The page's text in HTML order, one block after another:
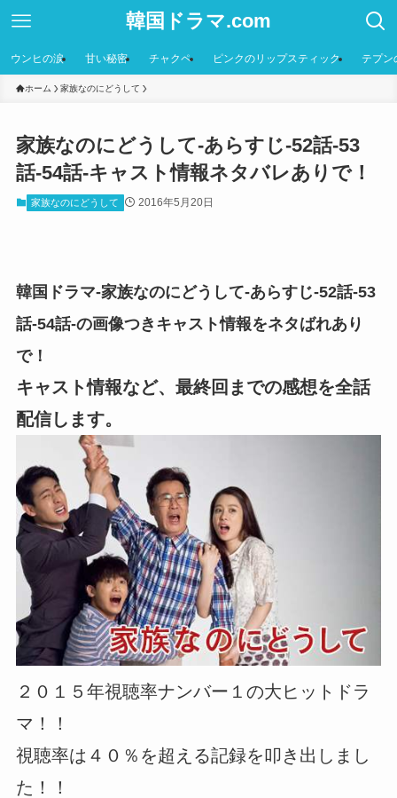
韓国ドラマ.com
ウンヒの涙 甘い秘密 チャクペ ピンクのリップスティック テプン
ホーム 家族なのにどうして
家族なのにどうして-あらすじ-52話-53
話-54話-キャスト情報ネタバレありで！
家族なのにどうして 2016年5月20日
韓国ドラマ-家族なのにどうして-あらすじ-52話-53
話-54話-の画像つきキャスト情報をネタばれあり
で！
キャスト情報など、最終回までの感想を全話
配信します。
２０１５年視聴率ナンバー１の大ヒットドラ
マ！！
視聴率は４０％を超える記録を叩き出しまし
た！！